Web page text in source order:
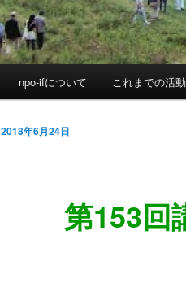
npo-ifについて これまでの活動
第153回
2018年6月24日